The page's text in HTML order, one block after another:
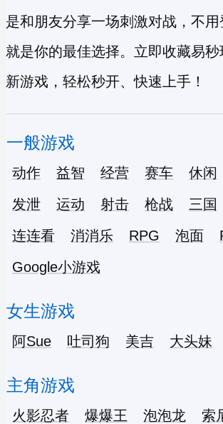
是和朋友分享一场刺激对战，不
就是你的最佳选择。立即收藏易
新游戏，轻松秒开、快速上手！
一般游戏
动作 益智 经营 赛车 休闲
发泄
运动 射击 枪战 三国
连连看
消消乐 RPG 泡面
Google小游戏
女生游戏
阿Sue 吐司狗 美吉 大头妹
主角游戏
火影忍者 爆爆王 泡泡龙 索